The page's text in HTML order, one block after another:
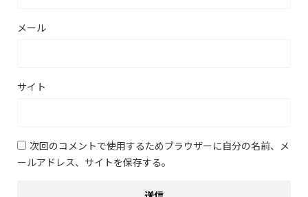
メール
サイト
次回のコメントで使用するためブラウザーに自分の名前、メ
ールアドレス、サイトを保存する。